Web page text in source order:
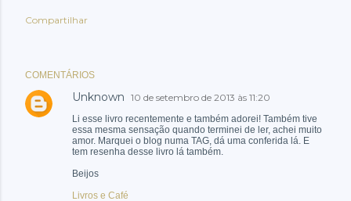
Compartilhar
COMENTÁRIOS
Unknown 10 de setembro de 2013 às 11:20
Li esse livro recentemente e também adorei! Também tive
essa mesma sensação quando terminei de ler, achei muito
amor. Marquei o blog numa TAG, dá uma conferida lá. E
tem resenha desse livro lá também.
Beijos
Livros e Café